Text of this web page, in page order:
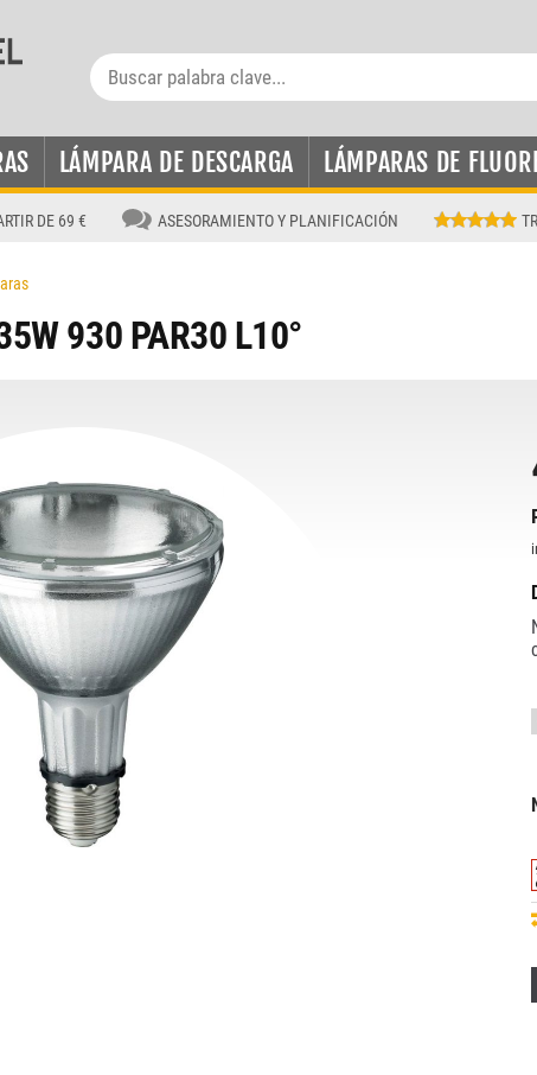
LÁMPARA DE DESCARGA LÁMPARAS DE
DE 69 € ASESORAMIENTO Y PLANIFICACIÓN
930 PAR30 L10°